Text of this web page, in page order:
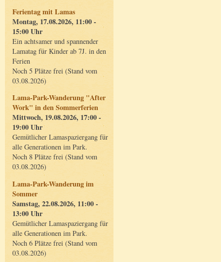
Ferientag mit Lamas
Montag, 17.08.2026, 11:00 -
15:00 Uhr
Ein achtsamer und spannender
Lamatag für Kinder ab 7J. in den
Ferien
Noch 5 Plätze frei (Stand vom
03.08.2026)
Lama-Park-Wanderung "After
Work" in den Sommerferien
Mittwoch, 19.08.2026, 17:00 -
19:00 Uhr
Gemütlicher Lamaspaziergang für
alle Generationen im Park.
Noch 8 Plätze frei (Stand vom
03.08.2026)
Lama-Park-Wanderung im
Sommer
Samstag, 22.08.2026, 11:00 -
13:00 Uhr
Gemütlicher Lamaspaziergang für
alle Generationen im Park.
Noch 6 Plätze frei (Stand vom
03.08.2026)